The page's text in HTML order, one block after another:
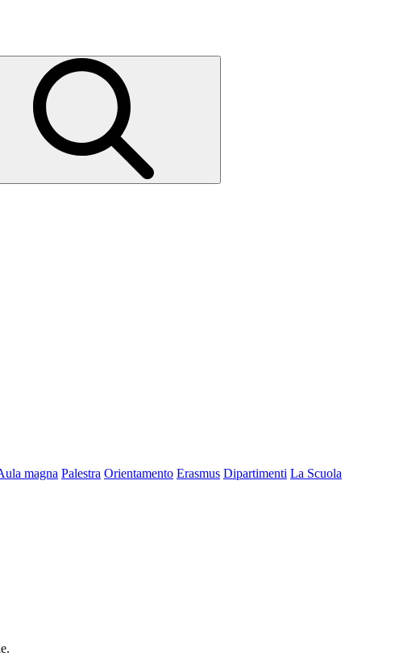
magna Palestra Orientamento Erasmus Dipartimenti La Scuola